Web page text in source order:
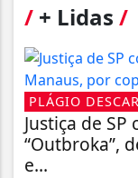
/ + Lidas /
PLÁGIO
Justiça de
“Outbroka”,
e...